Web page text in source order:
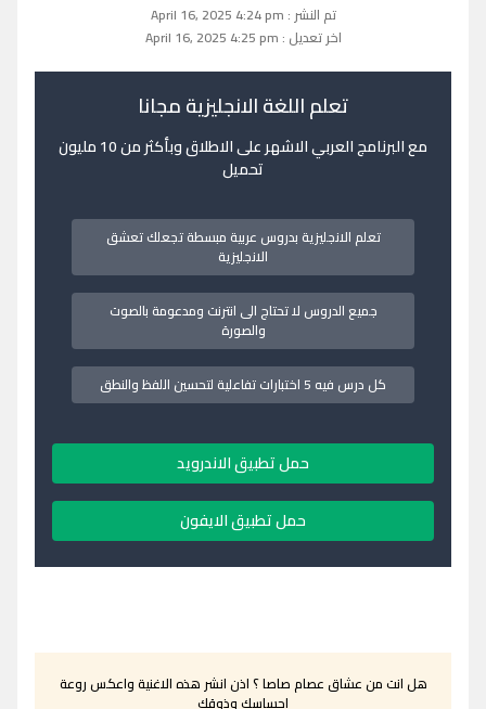
تم النشر : April 16, 2025 4:24 pm
اخر تعديل : April 16, 2025 4:25 pm
تعلم اللغة الانجليزية مجانا
مع البرنامج العربي الاشهر على الاطلاق وبأكثر من 10 مليون
تحميل
تعلم الانجليزية بدروس عربية مبسطة تجعلك تعشق
الانجليزية
جميع الدروس لا تحتاج الى انترنت ومدعومة بالصوت
والصورة
كل درس فيه 5 اختبارات تفاعلية لتحسين اللفظ والنطق
حمل تطبيق الاندرويد
حمل تطبيق الايفون
هل انت من عشاق عصام صاصا ؟ اذن انشر هذه الاغنية واعكس روعة
احساسك وذوقك